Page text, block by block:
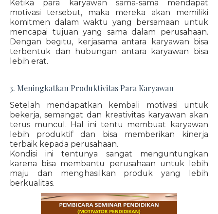
Ketika para karyawan sama-sama mendapat
motivasi tersebut, maka mereka akan memiliki
komitmen dalam waktu yang bersamaan untuk
mencapai tujuan yang sama dalam perusahaan.
Dengan begitu, kerjasama antara karyawan bisa
terbentuk dan hubungan antara karyawan bisa
lebih erat.
3. Meningkatkan Produktivitas Para Karyawan
Setelah mendapatkan kembali motivasi untuk
bekerja, semangat dan kreativitas karyawan akan
terus muncul. Hal ini tentu membuat karyawan
lebih produktif dan bisa memberikan kinerja
terbaik kepada perusahaan.
Kondisi ini tentunya sangat menguntungkan
karena bisa membantu perusahaan untuk lebih
maju dan menghasilkan produk yang lebih
berkualitas.